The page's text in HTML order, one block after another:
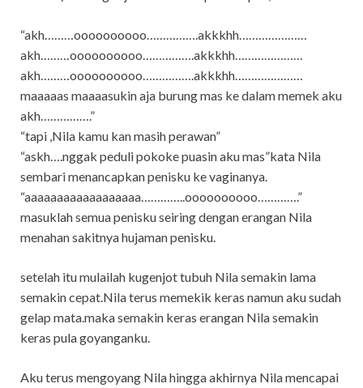
“akh………oooooooooo…………….akkkhh…………………
akh………oooooooooo…………….akkkhh…………………
akh………oooooooooo…………….akkkhh…………………
maaaaas maaaasukin aja burung mas ke dalam memek aku
akh…………….”
“tapi ,Nila kamu kan masih perawan”
“askh….nggak peduli pokoke puasin aku mas”kata Nila
sembari menancapkan penisku ke vaginanya.
“aaaaaaaaaaaaaaaaaa…………..oooooooooo………….”
masuklah semua penisku seiring dengan erangan Nila
menahan sakitnya hujaman penisku.
setelah itu mulailah kugenjot tubuh Nila semakin lama
semakin cepat.Nila terus memekik keras namun aku sudah
gelap mata.maka semakin keras erangan Nila semakin
keras pula goyanganku.
Aku terus mengoyang Nila hingga akhirnya Nila mencapai